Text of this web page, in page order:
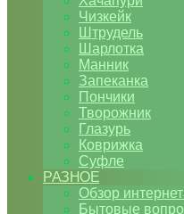
Чизкейк
Штрудель
Шарлотка
Манник
Запеканка
Пончики
Творожник
Глазурь
Коврижка
Суфле
РАЗНОЕ
Обзор
Бытовые